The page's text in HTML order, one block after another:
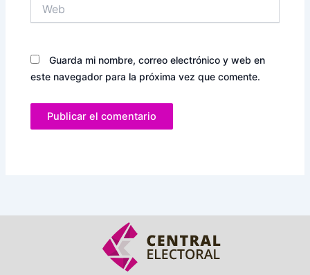
Guarda mi nombre, correo electrónico y web en
este navegador para la próxima vez que comente.